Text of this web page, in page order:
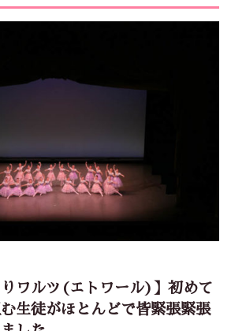
りワルツ(エトワール)】初めて
生徒がほとんどで皆緊張緊張